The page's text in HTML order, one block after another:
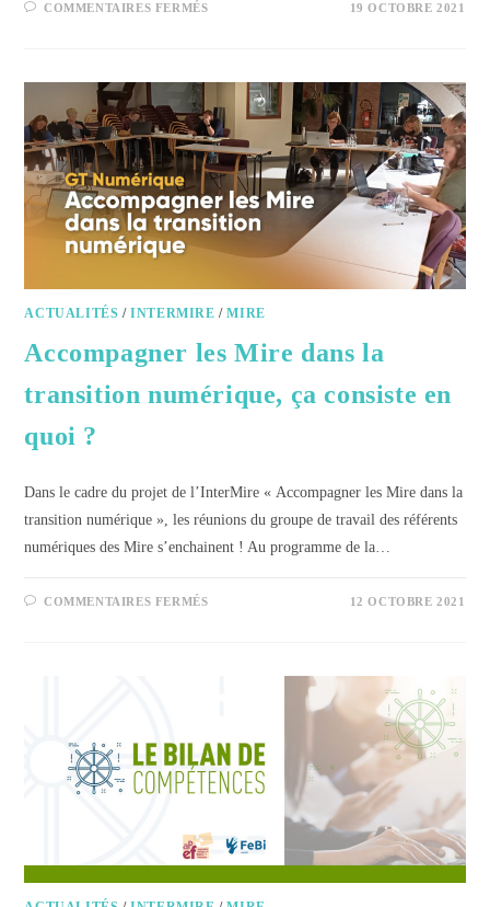
COMMENTAIRES FERMÉS 19 OCTOBRE 2021
ACTUALITÉS /INTERMIRE /MIRE
Accompagner les Mire dans la
transition numérique, ça consiste en
quoi ?
Dans le cadre du projet de l’InterMire « Accompagner les Mire dans la
transition numérique », les réunions du groupe de travail des référents
numériques des Mire s’enchainent ! Au programme de la…
COMMENTAIRES FERMÉS 12 OCTOBRE 2021